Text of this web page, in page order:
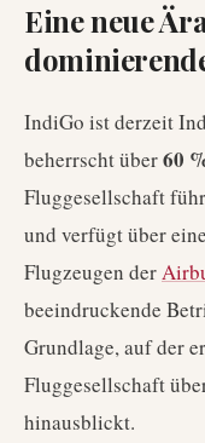
Eine neue
IndiGo ist derzeit
beherrscht über60
Fluggesellschaft
und verfügt über
Flugzeugen der
beeindruckende
Grundlage, auf der
Fluggesellschaft
hinausblickt.